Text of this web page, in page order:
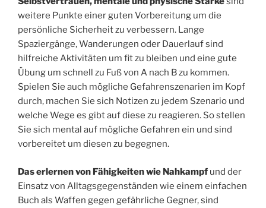
weitere Punkte einer guten Vorbereitung um die
persönliche Sicherheit zu verbessern. Lange
Spaziergänge, Wanderungen oder Dauerlauf sind
hilfreiche Aktivitäten um fit zu bleiben und eine gute
Übung um schnell zu Fuß von A nach B zu kommen.
Spielen Sie auch mögliche Gefahrenszenarien im Kopf
durch, machen Sie sich Notizen zu jedem Szenario und
welche Wege es gibt auf diese zu reagieren. So stellen
Sie sich mental auf mögliche Gefahren ein und sind
vorbereitet um diesen zu begegnen.
Das erlernen von Fähigkeiten wie Nahkampf und der
Einsatz von Alltagsgegenständen wie einem einfachen
Buch als Waffen gegen gefährliche Gegner, sind